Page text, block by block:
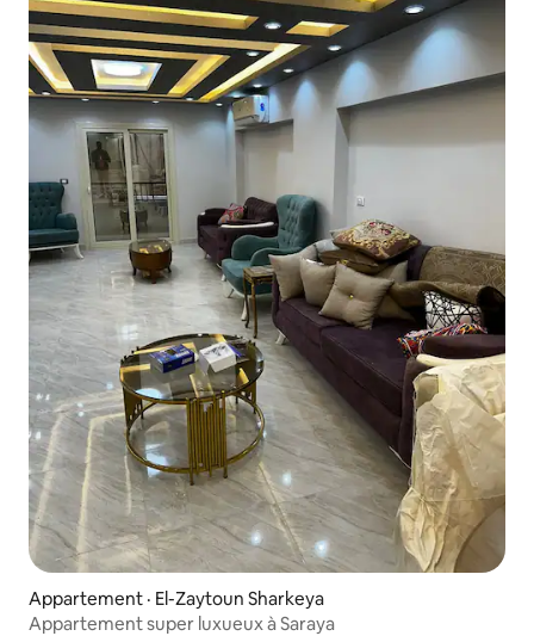
Appartement · El-Zaytoun Sharkeya
Appartement super luxueux à Saraya